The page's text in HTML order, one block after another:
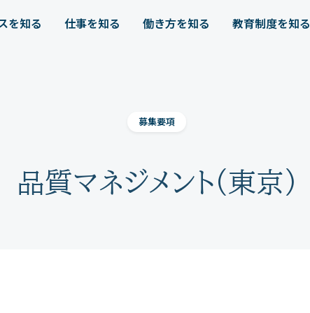
を知る 仕事を知る 働き方を知る 教育制度を知る
募集要項
品質マネジメント(東京)